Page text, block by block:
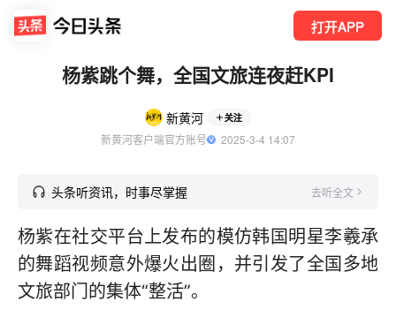
打开APP
杨紫跳个舞，全国文旅连夜赶KPI
新黄河 关注
新黄河客户端官方账号
  2025-3-4 14:07
头条听资讯，时事尽掌握 去听全文
杨紫在社交平台上发布的模仿韩国明星李羲承
的舞蹈视频意外爆火出圈，并引发了全国多地
文旅部门的集体“整活”。